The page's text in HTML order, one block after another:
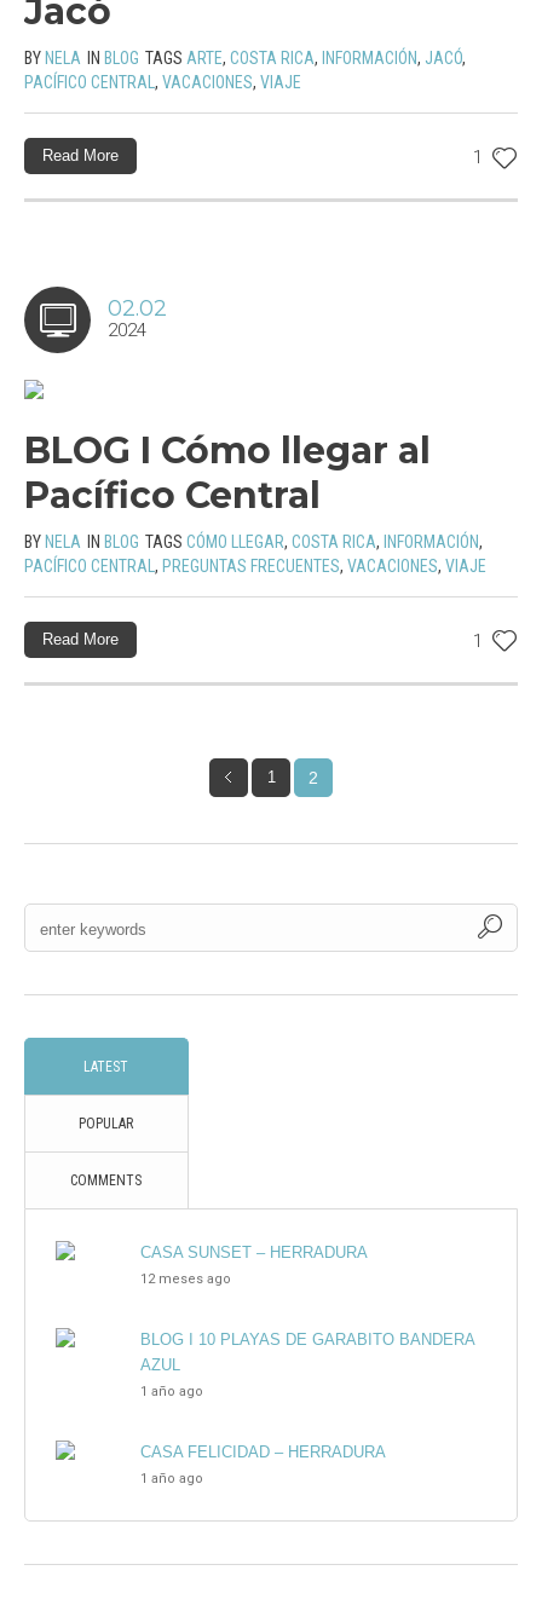
Jacó
BY NELA IN BLOG TAGS ARTE, COSTA RICA, INFORMACIÓN, JACÓ,
PACÍFICO CENTRAL, VACACIONES, VIAJE
1
Read More
02.02
2024
BLOG I Cómo llegar al
Pacífico Central
BY NELA IN BLOG TAGS CÓMO LLEGAR, COSTA RICA, INFORMACIÓN,
PACÍFICO CENTRAL , PREGUNTAS FRECUENTES, VACACIONES, VIAJE
1
Read More
1 2
LATEST
POPULAR
COMMENTS
CASA SUNSET – HERRADURA
12 meses ago
BLOG I 10 PLAYAS DE GARABITO BANDERA
AZUL
1 año ago
CASA FELICIDAD – HERRADURA
1 año ago